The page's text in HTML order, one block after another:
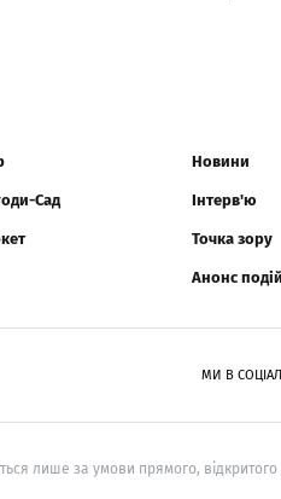
Сад
Новини
Інтерв'ю
Точка зору
Анонс подій
МИ В
лише за умови прямого,